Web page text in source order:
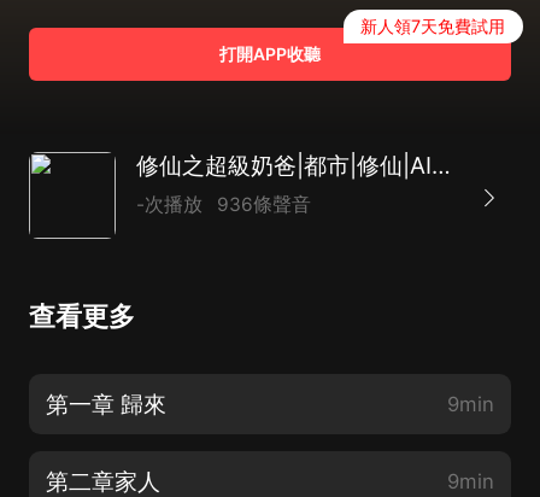
打開APP收聽
新人領7天免費試用
修仙之超級奶爸|都市|修仙|AI多播
-次播放 936條聲音
查看更多
第一章 歸來 9min
第二章家人 9min